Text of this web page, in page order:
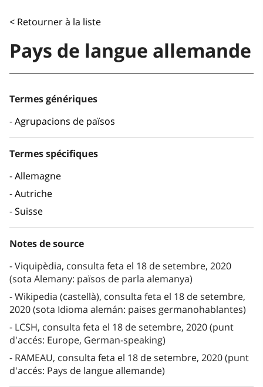
< Retourner à la liste
Pays de langue allemande
Termes génériques
Agrupacions de països
Termes spécifiques
Allemagne
Autriche
Suisse
Notes de source
Viquipèdia, consulta feta el 18 de setembre, 2020
(sota Alemany: països de parla alemanya)
Wikipedia (castellà), consulta feta el 18 de setembre,
2020 (sota Idioma alemán: paises germanohablantes)
LCSH, consulta feta el 18 de setembre, 2020 (punt
d'accés: Europe, German-speaking)
RAMEAU, consulta feta el 18 de setembre, 2020 (punt
d'accés: Pays de langue allemande)